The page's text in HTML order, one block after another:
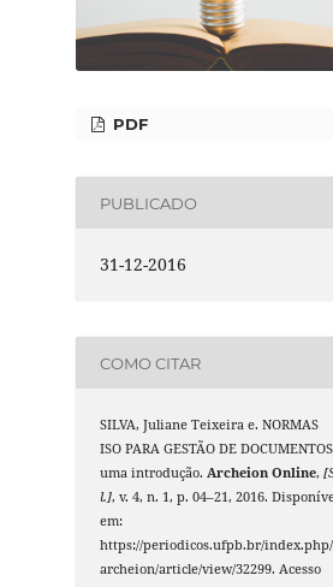
PDF
PUBLICADO
31-12-2016
COMO CITAR
SILVA, Juliane Teixeira e. NORMAS
ISO PARA GESTÃO DE
uma introdução.Archeion Online,
l.], v. 4, n. 1, p. 04–21, 2016.
em:
https://periodicos.ufpb.br/index.php/
archeion/article/view/32299. Acesso